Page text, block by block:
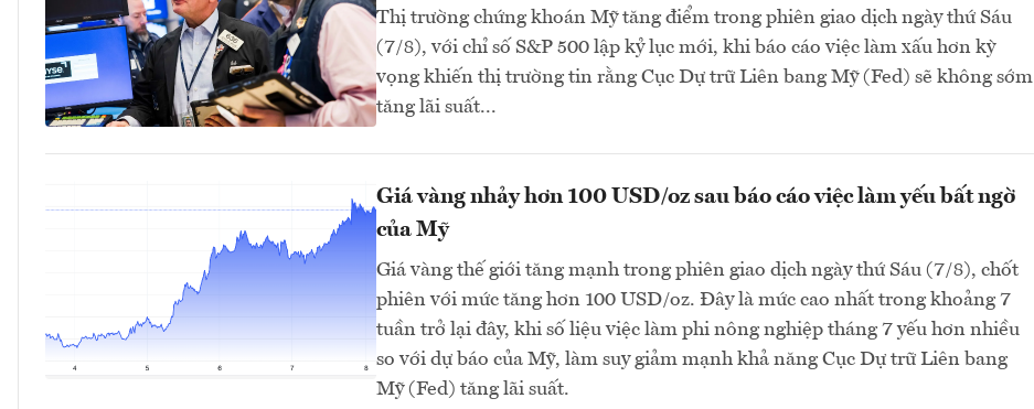
Thị trường chứng khoán Mỹ tăng điểm trong phiên giao dịch ngày thứ Sáu
(7/8), với chỉ số S&P 500 lập kỷ lục mới, khi báo cáo việc làm xấu hơn kỳ
vọng khiến thị trường tin rằng Cục Dự trữ Liên bang Mỹ (Fed) sẽ không sớm
tăng lãi suất...
Giá vàng nhảy hơn 100 USD/oz sau báo cáo việc làm yếu bất ngờ
của Mỹ
Giá vàng thế giới tăng mạnh trong phiên giao dịch ngày thứ Sáu (7/8), chốt
phiên với mức tăng hơn 100 USD/oz. Đây là mức cao nhất trong khoảng 7
tuần trở lại đây, khi số liệu việc làm phi nông nghiệp tháng 7 yếu hơn nhiều
so với dự báo của Mỹ, làm suy giảm mạnh khả năng Cục Dự trữ Liên bang
Mỹ (Fed) tăng lãi suất.